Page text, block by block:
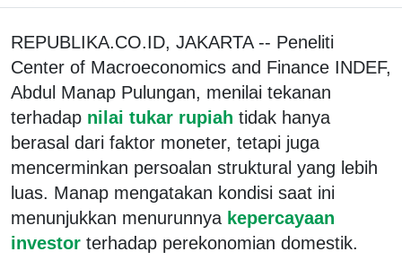
REPUBLIKA.CO.ID, JAKARTA -- Peneliti
Center of Macroeconomics and Finance INDEF,
Abdul Manap Pulungan, menilai tekanan
terhadap nilai tukar rupiah tidak hanya
berasal dari faktor moneter, tetapi juga
mencerminkan persoalan struktural yang lebih
luas. Manap mengatakan kondisi saat ini
menunjukkan menurunnya kepercayaan
investor terhadap perekonomian domestik.